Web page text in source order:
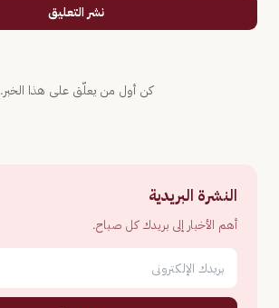
نشر التعليق
كن أول من يعلّق على هذا الخبر.
النشرة البريدية
أهم الأخبار إلى بريدك كل صباح.